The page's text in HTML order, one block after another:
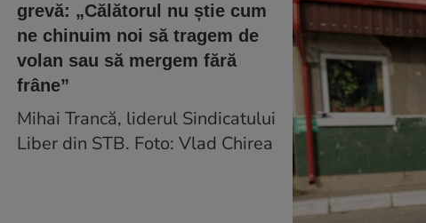
grevă: „Călătorul nu știe cum
ne chinuim noi să tragem de
volan sau să mergem fără
frâne”
Mihai Trancă, liderul Sindicatului
Liber din STB. Foto: Vlad Chirea